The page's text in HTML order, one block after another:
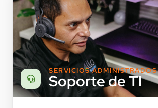
SERVICIOS ADMINISTRADOS
Soporte de TI